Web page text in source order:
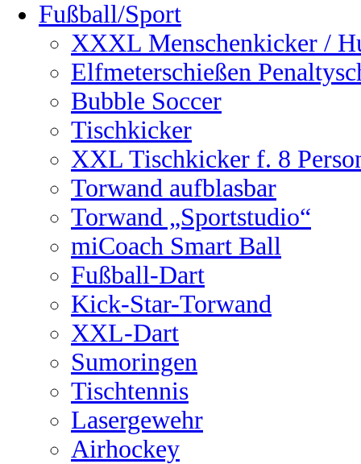
Fußball/Sport
XXXL Menschenkicker /
Elfmeterschießen
Bubble Soccer
Tischkicker
XXL Tischkicker f. 8
Torwand aufblasbar
Torwand „Sportstudio“
miCoach Smart Ball
Fußball-Dart
Kick-Star-Torwand
XXL-Dart
Sumoringen
Tischtennis
Lasergewehr
Airhockey